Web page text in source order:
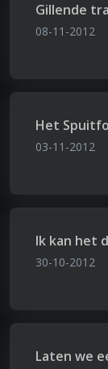
Gillende
08-11-2012
Het
03-11-2012
Ik kan het
30-10-2012
Laten we